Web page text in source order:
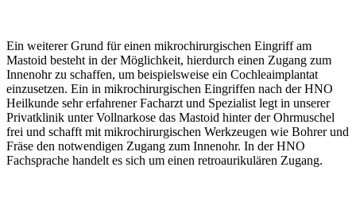
Ein weiterer Grund für einen mikrochirurgischen Eingriff am
Mastoid besteht in der Möglichkeit, hierdurch einen Zugang zum
Innenohr zu schaffen, um beispielsweise ein Cochleaimplantat
einzusetzen. Ein in mikrochirurgischen Eingriffen nach der HNO
Heilkunde sehr erfahrener Facharzt und Spezialist legt in unserer
Privatklinik unter Vollnarkose das Mastoid hinter der Ohrmuschel
frei und schafft mit mikrochirurgischen Werkzeugen wie Bohrer und
Fräse den notwendigen Zugang zum Innenohr. In der HNO
Fachsprache handelt es sich um einen retroaurikulären Zugang.